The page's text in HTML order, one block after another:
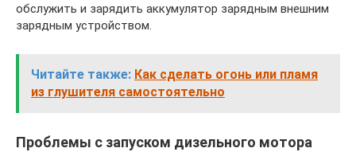
обслужить и зарядить аккумулятор зарядным внешним
зарядным устройством.
Читайте также: Как сделать огонь или пламя
из глушителя самостоятельно
Проблемы с запуском дизельного мотора